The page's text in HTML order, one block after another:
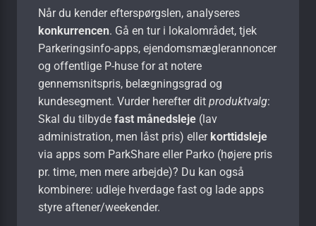
Når du kender efterspørgslen, analyseres
konkurrencen. Gå en tur i lokalområdet, tjek
Parkeringsinfo-apps, ejendomsmæglerannoncer
og offentlige P-huse for at notere
gennemsnitspris, belægningsgrad og
kundesegment. Vurder herefter dit produktvalg:
Skal du tilbyde fast månedsleje (lav
administration, men låst pris) eller korttidsleje
via apps som ParkShare eller Parko (højere pris
pr. time, men mere arbejde)? Du kan også
kombinere: udleje hverdage fast og lade apps
styre aftener/weekender.